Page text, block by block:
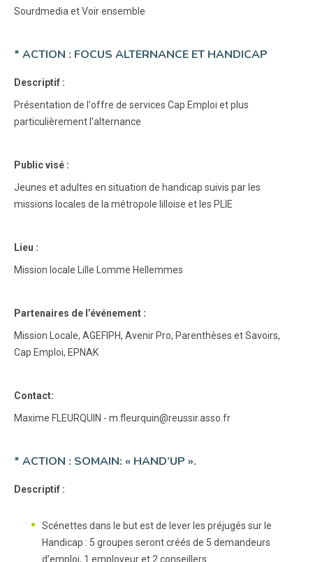
Sourdmedia et Voir ensemble
* ACTION : FOCUS ALTERNANCE ET HANDICAP
Descriptif :
Présentation de l'offre de services Cap Emploi et plus
particulièrement l'alternance
Public visé :
Jeunes et adultes en situation de handicap suivis par les
missions locales de la métropole lilloise et les PLIE
Lieu :
Mission locale Lille Lomme Hellemmes
Partenaires de l’événement :
Mission Locale, AGEFIPH, Avenir Pro, Parenthèses et Savoirs,
Cap Emploi, EPNAK
Contact:
Maxime FLEURQUIN - m.fleurquin@reussir.asso.fr
* ACTION : SOMAIN: « HAND’UP ».
Descriptif :
Scénettes dans le but est de lever les préjugés sur le
Handicap : 5 groupes seront créés de 5 demandeurs
d’emploi, 1 employeur et 2 conseillers